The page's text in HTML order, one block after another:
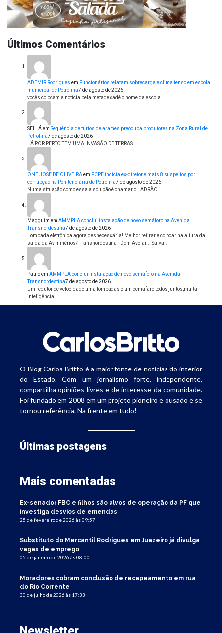
Últimos Comentários
ADEMIR Rodrigues em Funcionários relatam sobrecarga e clima tenso em escola
municipal de Petrolina7 de agosto de 2026
vocês colocam a notícia pela metade cadê o nome da escola
SEI LÁem Sequência de furtos de arames preocupa produtores na Zona Rural de
Petrolina7 de agosto de 2026
LÁ POR PERTO TEM UMA INVASÃO DE TERRAS......
ONE JOSE DE OLIVEIRAem PCPE indicia ex-diretor e mais 8 suspeitos por
corrupção na Penitenciária de Petrolina7 de agosto de 2026
Numa situação como essa a solução é chamar o LADRÃO
Magguim em AMMPLA conclui instalação de novo semáforo na Avenida
Transnordestina7 de agosto de 2026
Lombada eletrônica agora desnecessária! Melhor retirar e colocar na altura da
saída da Av minérios/ Transnordestina - Dom Avelar... Salvar…
Pauloem AMMPLA conclui instalação de novo semáforo na Avenida
Transnordestina7 de agosto de 2026
Um redutor de velocidade uma lombadas e um cemafaro todos juntos,muita
inteligência
O Blog Carlos Britto é a maior fonte de notícias do interior
do Estado. Com um jornalismo forte, independente,
compartilha opiniões livres e de interesse da comunidade.
Foi fundado em 2008 em um projeto pioneiro e ousado e se
tornou referência. Na frente em tudo!
Últimas postagens
Mais comentadas
Ex-senador FBC e filhos são alvos de operação da PF que
investiga desvios de emendas
25 de fevereiro de 2026 às 09:57
Substituto do Mercantil Rodrigues em Juazeiro já divulga
vagas de emprego
05 de janeiro de 2026 às 08:00
Moradores cobram conclusão de recapeamento em rua
do Rio Corrente
30 de julho de 2026 às 17:33